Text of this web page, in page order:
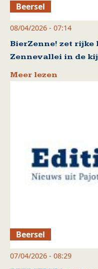
Beersel
08/04/2026 - 07:14
BierZenne! zet
Zennevallei in de
Meer lezen
Beersel
07/04/2026 - 08:29